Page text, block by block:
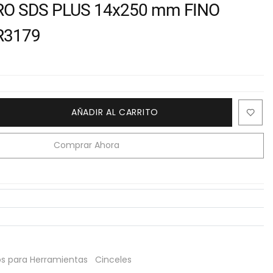
SDS PLUS 14x250 mm FINO
AÑADIR AL CARRITO
Comprar Ahora
para Herramientas Cinceles